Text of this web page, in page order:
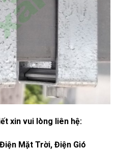
xin vui lòng liên hệ:
Mặt Trời, Điện Gió